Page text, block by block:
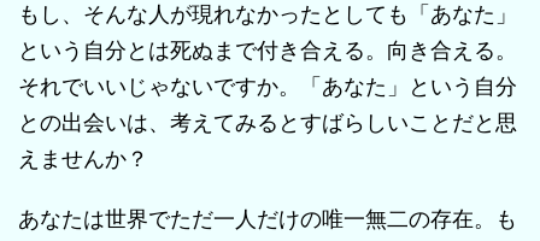
もし、そんな人が現れなかったとしても「あなた」
という自分とは死ぬまで付き合える。向き合える。
それでいいじゃないですか。「あなた」という自分
との出会いは、考えてみるとすばらしいことだと思
えませんか？
あなたは世界でただ一人だけの唯一無二の存在。も